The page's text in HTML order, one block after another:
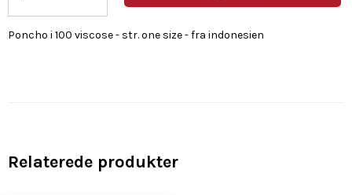
Poncho i 100 viscose - str. one size - fra indonesien
Relaterede produkter